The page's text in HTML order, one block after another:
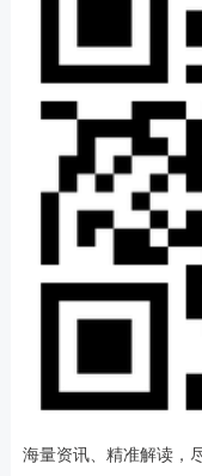
海量资讯、精准解读，